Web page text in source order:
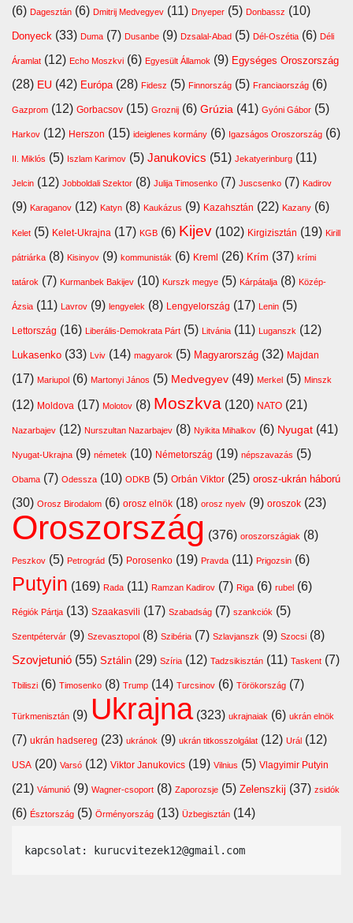
(6) Dagesztán (6) Dmitrij Medvegyev (11) Dnyeper (5) Donbassz (10)
Donyeck (33) Duma (7) Dusanbe (9) Dzsalal-Abad (5) Dél-Oszétia (6) Déli
Áramlat (12) Echo Moszkvi (6) Egyesült Államok (9) Egységes Oroszország
(28) EU (42) Európa (28) Fidesz (5) Finnország (5) Franciaország (6)
Gazprom (12) Gorbacsov (15) Groznij (6) Grúzia (41) Gyóni Gábor (5)
Harkov (12) Herszon (15) ideiglenes kormány (6) Igazságos Oroszország (6)
II. Miklós (5) Iszlam Karimov (5) Janukovics (51) Jekatyerinburg (11)
Jelcin (12) Jobboldali Szektor (8) Julija Timosenko (7) Juscsenko (7) Kadirov
(9) Karaganov (12) Katyn (8) Kaukázus (9) Kazahsztán (22) Kazany (6)
Kelet (5) Kelet-Ukrajna (17) KGB (6) Kijev (102) Kirgizisztán (19) Kirill
pátriárka (8) Kisinyov (9) kommunisták (6) Kreml (26) Krím (37) krími
tatárok (7) Kurmanbek Bakijev (10) Kurszk megye (5) Kárpátalja (8) Közép-
Ázsia (11) Lavrov (9) lengyelek (8) Lengyelország (17) Lenin (5)
Lettország (16) Liberális-Demokrata Párt (5) Litvánia (11) Luganszk (12)
Lukasenko (33) Lviv (14) magyarok (5) Magyarország (32) Majdan
(17) Mariupol (6) Martonyi János (5) Medvegyev (49) Merkel (5) Minszk
(12) Moldova (17) Molotov (8) Moszkva (120) NATO (21)
Nazarbajev (12) Nurszultan Nazarbajev (8) Nyikita Mihalkov (6) Nyugat (41)
Nyugat-Ukrajna (9) németek (10) Németország (19) népszavazás (5)
Obama (7) Odessza (10) ODKB (5) Orbán Viktor (25) orosz-ukrán háború
(30) Orosz Birodalom (6) orosz elnök (18) orosz nyelv (9) oroszok (23)
Oroszország (376) oroszországiak (8)
Peszkov (5) Petrográd (5) Porosenko (19) Pravda (11) Prigozsin (6)
Putyin (169) Rada (11) Ramzan Kadirov (7) Riga (6) rubel (6)
Régiók Pártja (13) Szaakasvili (17) Szabadság (7) szankciók (5)
Szentpétervár (9) Szevasztopol (8) Szibéria (7) Szlavjanszk (9) Szocsi (8)
Szovjetunió (55) Sztálin (29) Szíria (12) Tadzsikisztán (11) Taskent (7)
Tbiliszi (6) Timosenko (8) Trump (14) Turcsinov (6) Törökország (7)
Türkmenisztán (9) Ukrajna(323) ukrajnaiak (6) ukrán elnök
(7) ukrán hadsereg (23) ukránok (9) ukrán titkosszolgálat (12) Urál (12)
USA (20) Varsó (12) Viktor Janukovics (19) Vilnius (5) Vlagyimir Putyin
(21) Vámunió (9) Wagner-csoport (8) Zaporozsje (5) Zelenszkij (37) zsidók
(6) Észtország (5) Örményország (13) Üzbegisztán (14)
kapcsolat: kurucvitezek12@gmail.com